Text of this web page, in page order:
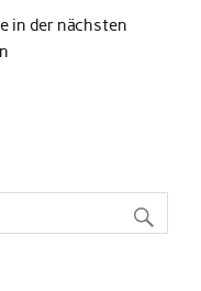
in der nächsten